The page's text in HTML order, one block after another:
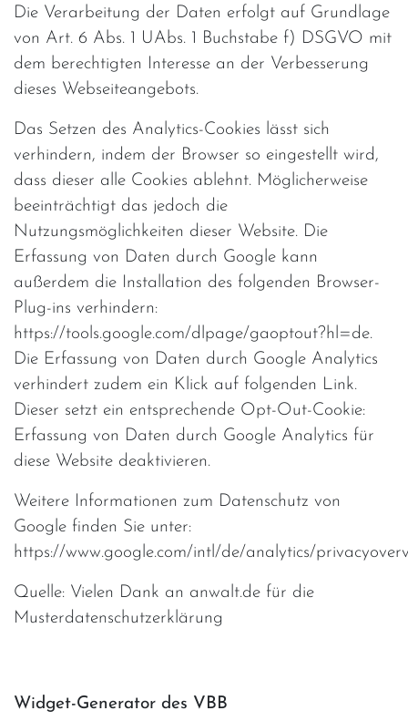
Die Verarbeitung der Daten erfolgt auf Grundlage
von Art. 6 Abs. 1 UAbs. 1 Buchstabe f) DSGVO mit
dem berechtigten Interesse an der Verbesserung
dieses Webseiteangebots.
Das Setzen des Analytics-Cookies lässt sich
verhindern, indem der Browser so eingestellt wird,
dass dieser alle Cookies ablehnt. Möglicherweise
beeinträchtigt das jedoch die
Nutzungsmöglichkeiten dieser Website. Die
Erfassung von Daten durch Google kann
außerdem die Installation des folgenden Browser-
Plug-ins verhindern:
https://tools.google.com/dlpage/gaoptout?hl=de.
Die Erfassung von Daten durch Google Analytics
verhindert zudem ein Klick auf folgenden Link.
Dieser setzt ein entsprechende Opt-Out-Cookie:
Erfassung von Daten durch Google Analytics für
diese Website deaktivieren.
Weitere Informationen zum Datenschutz von
Google finden Sie unter:
https://www.google.com/intl/de/analytics/
Quelle: Vielen Dank an anwalt.de für die
Musterdatenschutzerklärung
Widget-Generator des VBB